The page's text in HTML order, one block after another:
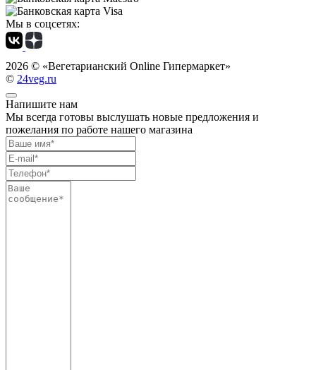
Мы в соцсетях:
2026 © «Вегетарианский Online Гипермаркет»
© 24veg.ru
Напишите нам
Мы всегда готовы выслушать новые предложения и
пожелания по работе нашего магазина